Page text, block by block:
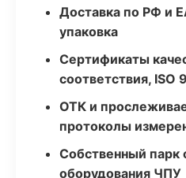
Доставка по РФ и
упаковка
Сертификаты
соответствия, ISO
ОТК и
протоколы
Собственный парк
оборудования ЧПУ